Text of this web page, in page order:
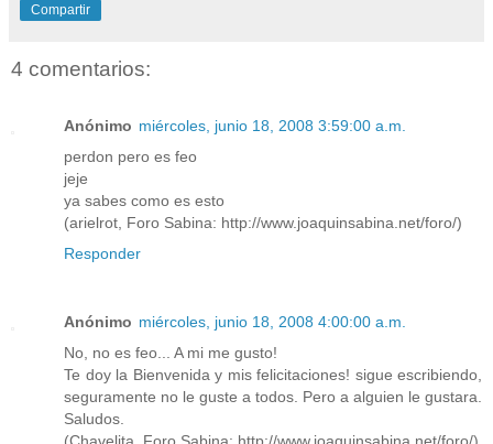
Compartir
4 comentarios:
Anónimo miércoles, junio 18, 2008 3:59:00 a.m.
perdon pero es feo
jeje
ya sabes como es esto
(arielrot, Foro Sabina: http://www.joaquinsabina.net/foro/)
Responder
Anónimo miércoles, junio 18, 2008 4:00:00 a.m.
No, no es feo... A mi me gusto!
Te doy la Bienvenida y mis felicitaciones! sigue escribiendo,
seguramente no le guste a todos. Pero a alguien le gustara.
Saludos.